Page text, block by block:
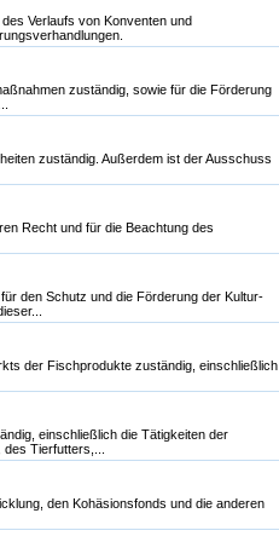
Verlaufs von Konventen und
zuständig, sowie für die Förderung
zuständig. Außerdem ist der Ausschuss
Recht und für die Beachtung des
den Schutz und die Förderung der Kultur-
der Fischprodukte zuständig, einschließlich
einschließlich die Tätigkeiten der
Tierfutters,...
den Kohäsionsfonds und die anderen